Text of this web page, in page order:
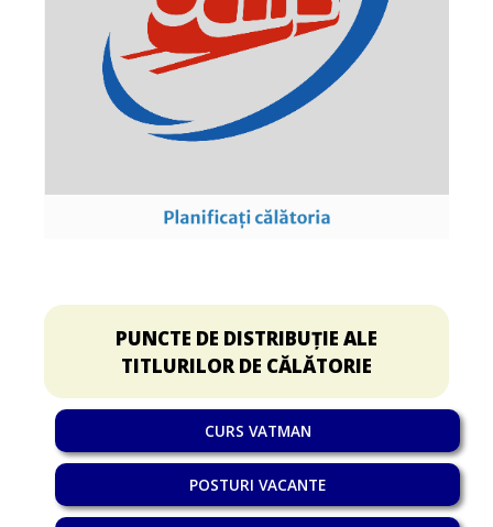
PUNCTE DE DISTRIBUȚIE ALE
TITLURILOR DE CĂLĂTORIE
CURS VATMAN
POSTURI VACANTE